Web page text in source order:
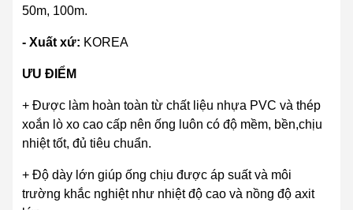
50m, 100m.
- Xuất xứ: KOREA
ƯU ĐIỂM
+ Được làm hoàn toàn từ chất liệu nhựa PVC và thép
xoắn lò xo cao cấp nên ống luôn có độ mềm, bền,chịu
nhiệt tốt, đủ tiêu chuẩn.
+ Độ dày lớn giúp ống chịu được áp suất và môi
trường khắc nghiệt như nhiệt độ cao và nồng độ axit